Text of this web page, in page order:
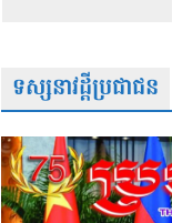
ទស្សនាវដ្តីប្រជាជន